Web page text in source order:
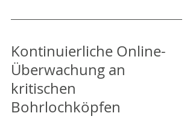
Kontinuierliche Online-
Überwachung an
kritischen
Bohrlochköpfen